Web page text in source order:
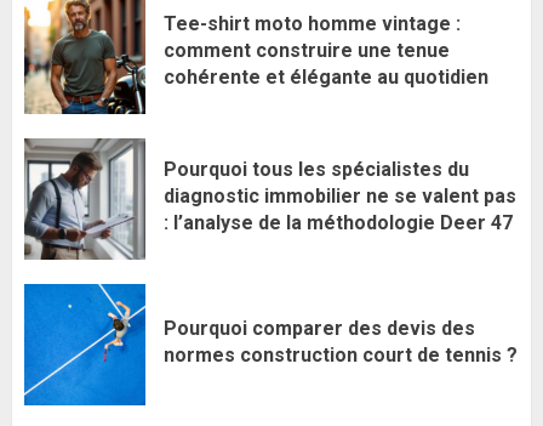
Tee-shirt moto homme vintage :
comment construire une tenue
cohérente et élégante au quotidien
Pourquoi tous les spécialistes du
diagnostic immobilier ne se valent pas
: l’analyse de la méthodologie Deer 47
Pourquoi comparer des devis des
normes construction court de tennis ?